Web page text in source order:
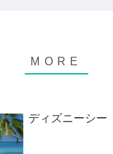
ディズニーシー